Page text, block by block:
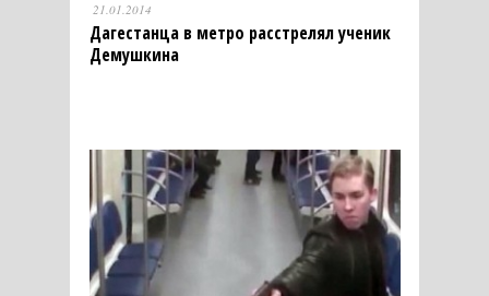
21.01.2014
Дагестанца в метро расстрелял ученик
Демушкина